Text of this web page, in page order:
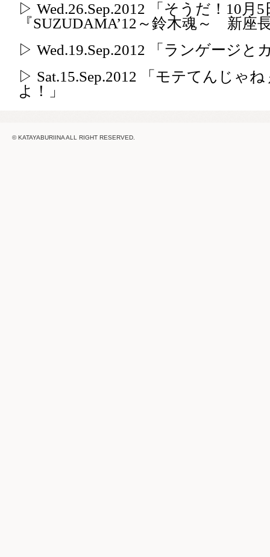
▷ Wed.26.Sep.2012 「そうだ！10
『SUZUDAMA’12～鈴木魂～ 新座
▷ Wed.19.Sep.2012 「ランゲージと
▷ Sat.15.Sep.2012 「モテてんじゃ
よ！」
© KATAYABURIINA ALL RIGHT RESERVED.